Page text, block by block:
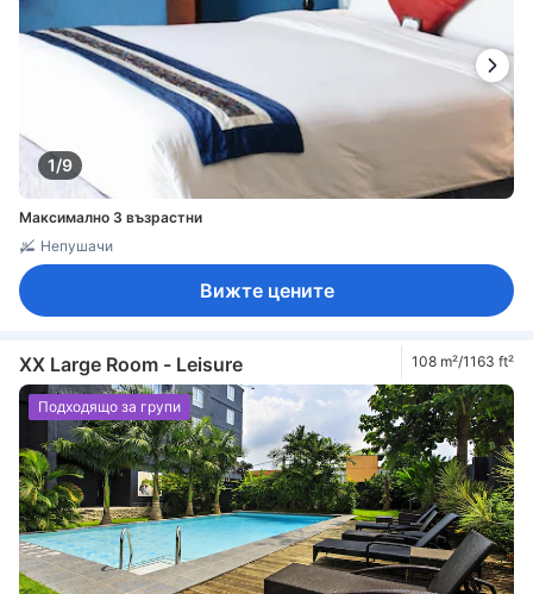
1/9
Максимално 3 възрастни
Непушачи
Вижте цените
XX Large Room - Leisure 108 m²/1163 ft²
Подходящо за групи